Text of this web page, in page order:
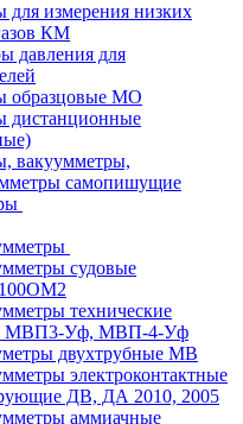
измерения низких
КМ
давления для
образцовые МО
дистанционные
вакуумметры,
самопишущие
судовые
технические
МВП3-Уф, МВП-4-Уф
двухтрубные МВ
электроконтактные
ДВ, ДА 2010, 2005
аммиачные